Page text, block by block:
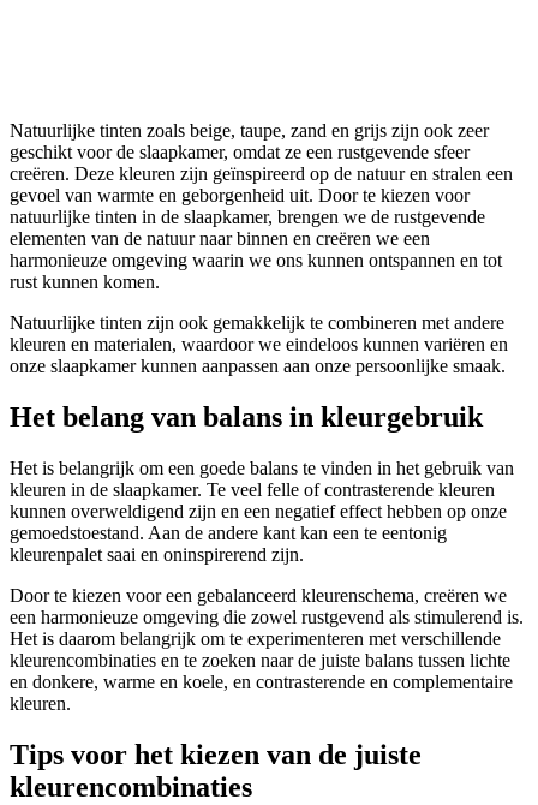
Natuurlijke tinten zoals beige, taupe, zand en grijs zijn ook zeer
geschikt voor de slaapkamer, omdat ze een rustgevende sfeer
creëren. Deze kleuren zijn geïnspireerd op de natuur en stralen een
gevoel van warmte en geborgenheid uit. Door te kiezen voor
natuurlijke tinten in de slaapkamer, brengen we de rustgevende
elementen van de natuur naar binnen en creëren we een
harmonieuze omgeving waarin we ons kunnen ontspannen en tot
rust kunnen komen.
Natuurlijke tinten zijn ook gemakkelijk te combineren met andere
kleuren en materialen, waardoor we eindeloos kunnen variëren en
onze slaapkamer kunnen aanpassen aan onze persoonlijke smaak.
Het belang van balans in kleurgebruik
Het is belangrijk om een goede balans te vinden in het gebruik van
kleuren in de slaapkamer. Te veel felle of contrasterende kleuren
kunnen overweldigend zijn en een negatief effect hebben op onze
gemoedstoestand. Aan de andere kant kan een te eentonig
kleurenpalet saai en oninspirerend zijn.
Door te kiezen voor een gebalanceerd kleurenschema, creëren we
een harmonieuze omgeving die zowel rustgevend als stimulerend is.
Het is daarom belangrijk om te experimenteren met verschillende
kleurencombinaties en te zoeken naar de juiste balans tussen lichte
en donkere, warme en koele, en contrasterende en complementaire
kleuren.
Tips voor het kiezen van de juiste
kleurencombinaties